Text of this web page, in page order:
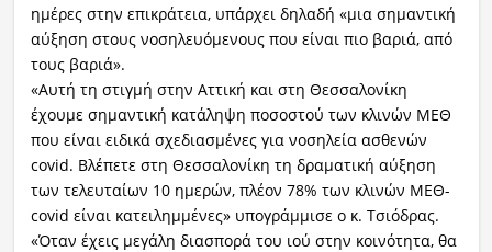
ημέρες στην επικράτεια, υπάρχει δηλαδή «μια σημαντική
αύξηση στους νοσηλευόμενους που είναι πιο βαριά, από
τους βαριά».
«Αυτή τη στιγμή στην Αττική και στη Θεσσαλονίκη
έχουμε σημαντική κατάληψη ποσοστού των κλινών ΜΕΘ
που είναι ειδικά σχεδιασμένες για νοσηλεία ασθενών
covid. Βλέπετε στη Θεσσαλονίκη τη δραματική αύξηση
των τελευταίων 10 ημερών, πλέον 78% των κλινών ΜΕΘ-
covid είναι κατειλημμένες» υπογράμμισε ο κ. Τσιόδρας.
«Όταν έχεις μεγάλη διασπορά του ιού στην κοινότητα, θα